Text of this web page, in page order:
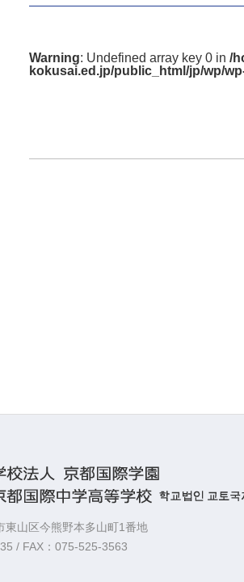
Warning: Undefined array key 0 in /
kokusai.ed.jp/public_html/jp/wp/
東山区今熊野本多山町1番地
/ FAX：075-525-3563